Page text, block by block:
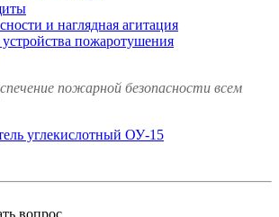
и наглядная агитация
пожаротушения
пожарной безопасности всем
вопрос